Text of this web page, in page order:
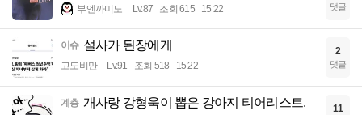
부엔까미노 Lv.87 조회 615 15:22 댓글
이슈 설사가 된장에게
고도비만 Lv.91 조회 518 15:22
2
댓글
계층 개사랑 강형욱이 뽑은 강아지 티어리스트. 11